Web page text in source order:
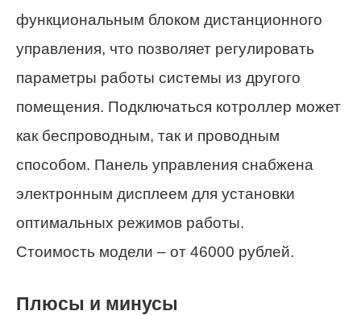
функциональным блоком дистанционного
управления, что позволяет регулировать
параметры работы системы из другого
помещения. Подключаться котроллер может
как беспроводным, так и проводным
способом. Панель управления снабжена
электронным дисплеем для установки
оптимальных режимов работы.
Стоимость модели – от 46000 рублей.
Плюсы и минусы